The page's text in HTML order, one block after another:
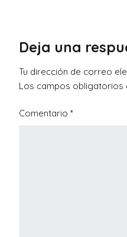
Deja una
Tu dirección de correo
Los campos obligatorios
Comentario *